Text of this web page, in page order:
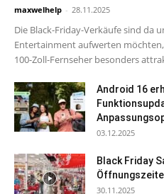
maxwelhelp - 28.11.2025
Die Black-Friday-Verkäufe sind da
Entertainment aufwerten
100-Zoll-Fernseher besonders
Android 16
03.12.2025
Black Friday
30.11.2025